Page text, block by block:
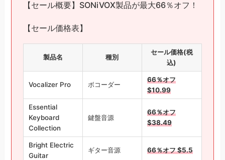
【セール概要】SONiVOX製品が最大66％オフ！
【セール価格表】
製品名 種別
セール価格(税
込)
Vocalizer Pro ボコーダー
66％オフ
$10.99
Essential
Keyboard
Collection
鍵盤音源
66％オフ
$38.49
Bright Electric
Guitar
ギター音源 66％オフ $5.5